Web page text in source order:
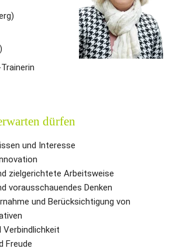
dürfen
und Interesse
zielgerichtete Arbeitsweise
vorausschauendes Denken
und Berücksichtigung von
Verbindlichkeit
Freude